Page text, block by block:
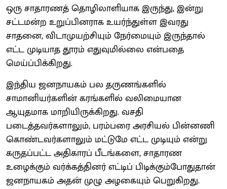
ஒரு சாதாரணத் தொழிலாளியாக இருந்து, இன்று
சட்டமன்ற உறுப்பினராக உயர்ந்துள்ள இவரது
சாதனை, விடாமுயற்சியும் நேர்மையும் இருந்தால்
எட்ட முடியாத தூரம் எதுவுமில்லை என்பதை
மெய்ப்பிக்கிறது.
இந்திய ஜனநாயகம் பல தருணங்களில்
சாமானியர்களின் கரங்களில் வலிமையான
ஆயுதமாக மாறியிருக்கிறது. வசதி
படைத்தவர்களாலும், பரம்பரை அரசியல் பின்னணி
கொண்டவர்களாலும் மட்டுமே எட்ட முடியும் என்று
கருதப்பட்ட அதிகாரப் பீடங்களை, சாதாரண
உழைக்கும் வர்க்கத்தினர் எட்டிப் பிடிக்கும்போதுதான்
ஜனநாயகம் அதன் முழு அழகையும் பெறுகிறது.